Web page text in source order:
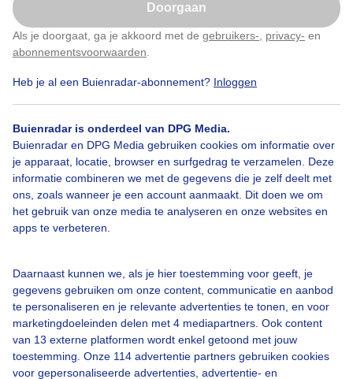
Doorgaan
Als je doorgaat, ga je akkoord met de gebruikers- privacy- en
abonnementsvoorwaarden
Heb je al een Buienradar-abonnement? Inloggen
Buienradar is onderdeel van DPG Media.
Buienradar en DPG Media gebruiken cookies om informatie over
je apparaat, locatie, browser en surfgedrag te verzamelen. Deze
informatie combineren we met de gegevens die je zelf deelt met
ons, zoals wanneer je een account aanmaakt. Dit doen we om
het gebruik van onze media te analyseren en onze websites en
apps te verbeteren.
Daarnaast kunnen we, als je hier toestemming voor geeft, je
gegevens gebruiken om onze content, communicatie en aanbod
te personaliseren en je relevante advertenties te tonen, en voor
marketingdoeleinden delen met 4 mediapartners. Ook content
van 13 externe platformen wordt enkel getoond met jouw
toestemming. Onze 114 advertentie partners gebruiken cookies
voor gepersonaliseerde advertenties, advertentie- en
Bekijk slideshow
Een moment geduld aub...
Klik hierom dit aan te passen